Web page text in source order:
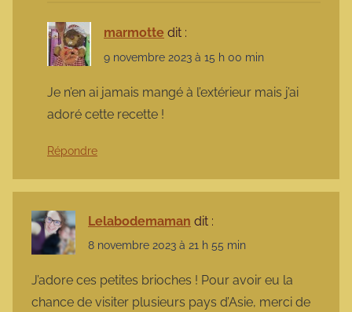
marmotte dit :
9 novembre 2023 à 15 h 00 min
Je n’en ai jamais mangé à l’extérieur mais j’ai
adoré cette recette !
Répondre
Lelabodemaman dit :
8 novembre 2023 à 21 h 55 min
J’adore ces petites brioches ! Pour avoir eu la
chance de visiter plusieurs pays d’Asie, merci de